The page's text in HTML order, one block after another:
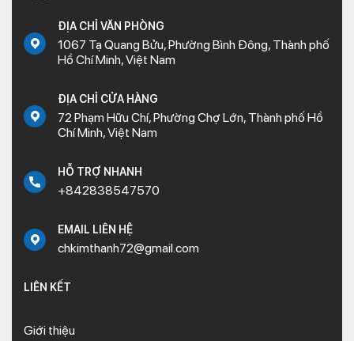
ĐỊA CHỈ VĂN PHÒNG
1067 Tạ Quang Bửu, Phường Bình Đông, Thành phố
Hồ Chí Minh, Việt Nam
ĐỊA CHỈ CỬA HÀNG
72 Phạm Hữu Chí, Phường Chợ Lớn, Thành phố Hồ
Chí Minh, Việt Nam
HỖ TRỢ NHANH
+842838547570
EMAIL LIÊN HỆ
chkimthanh72@gmail.com
LIÊN KẾT
Giới thiệu